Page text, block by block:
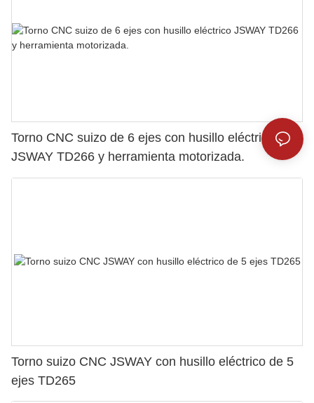
Torno CNC suizo de 6 ejes con husillo eléctrico
JSWAY TD266 y herramienta motorizada.
Torno suizo CNC JSWAY con husillo eléctrico de 5
ejes TD265